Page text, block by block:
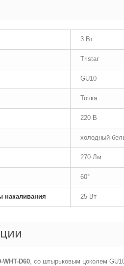
3 Вт
Tristar
GU10
Точка
220 В
холодный
270 Лм
60°
накаливания 25 Вт
WHT-D60, со штырьковым цоколем